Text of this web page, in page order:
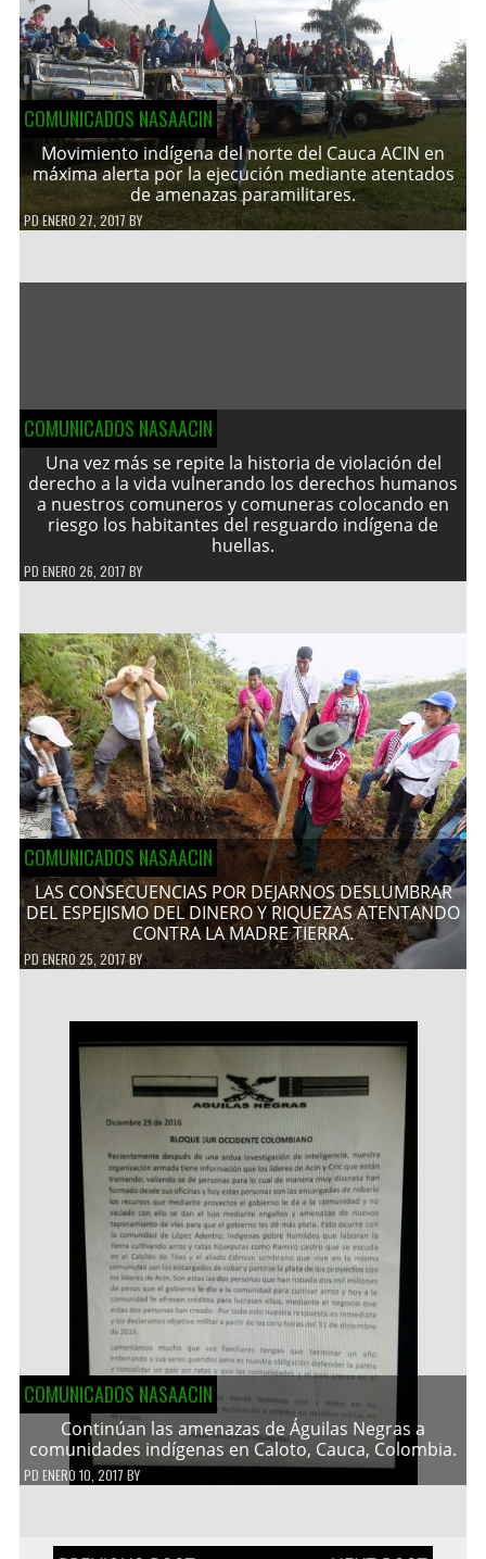
COMUNICADOS NASAACIN
Movimiento indígena del norte del Cauca ACIN en
máxima alerta por la ejecución mediante atentados
de amenazas paramilitares.
PDENERO 27, 2017 BY
COMUNICADOS NASAACIN
Una vez más se repite la historia de violación del
derecho a la vida vulnerando los derechos humanos
a nuestros comuneros y comuneras colocando en
riesgo los habitantes del resguardo indígena de
huellas.
PD ENERO 26, 2017 BY
COMUNICADOS NASAACIN
LAS CONSECUENCIAS POR DEJARNOS DESLUMBRAR
DEL ESPEJISMO DEL DINERO Y RIQUEZAS ATENTANDO
CONTRA LA MADRE TIERRA.
PDENERO 25, 2017BY
COMUNICADOS NASAACIN
Continúan las amenazas de Águilas Negras a
comunidades indígenas en Caloto, Cauca, Colombia.
PD ENERO 10, 2017 BY